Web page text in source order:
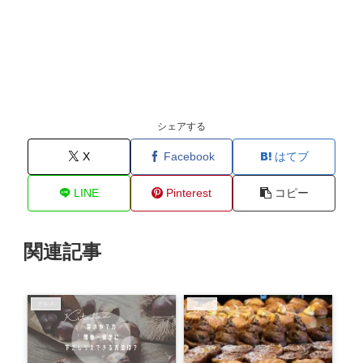
シェアする
X Facebook はてブ
LINE Pinterest コピー
関連記事
グルメ